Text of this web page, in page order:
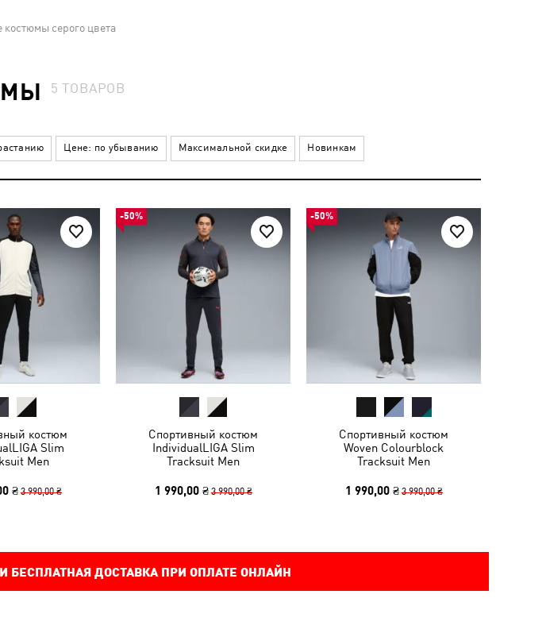
серого цвета
5ТОВАРОВ
Цене: по убыванию Максимальной скидке Новинкам
костюм
Slim
Men
₴ 3 990,00 ₴
-50%
Спортивный костюм
IndividualLIGA Slim
Tracksuit Men
1 990,00 ₴ 3 990,00 ₴
-50%
Спортивный костюм
Woven Colourblock
Tracksuit Men
1 990,00 ₴ 3 990,00 ₴
И БЕСПЛАТНАЯ ДОСТАВКА ПРИ ОПЛАТЕ ОНЛАЙН